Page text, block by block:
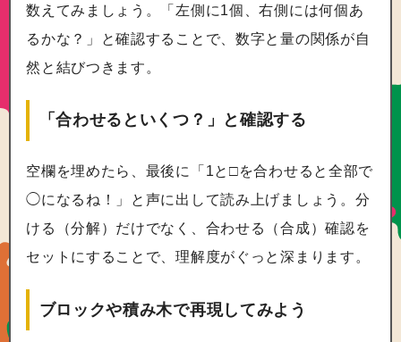
数えてみましょう。「左側に1個、右側には何個あ
るかな？」と確認することで、数字と量の関係が自
然と結びつきます。
「合わせるといくつ？」と確認する
空欄を埋めたら、最後に「1と□を合わせると全部で
◯になるね！」と声に出して読み上げましょう。分
ける（分解）だけでなく、合わせる（合成）確認を
セットにすることで、理解度がぐっと深まります。
ブロックや積み木で再現してみよう